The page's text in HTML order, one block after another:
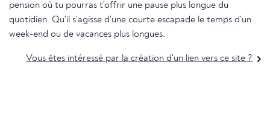
pension où tu pourras t'offrir une pause plus longue du
quotidien. Qu'il s'agisse d'une courte escapade le temps d'un
week-end ou de vacances plus longues.
Vous êtes intéressé par la création d'un lien vers ce site ?